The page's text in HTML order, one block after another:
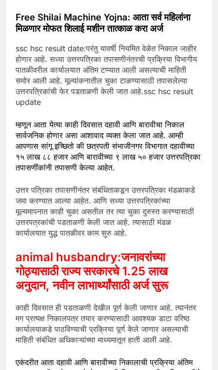
Free Shilai Machine Yojna: आता सर्व महिलांना
मिळणार मोफत शिलाई मशीन तात्काळ करा अर्ज
ssc hsc result date:परंतु यावर्षी नियमित वेळेत निकाल जाहीर
होणार आहे. सध्या उत्तरपत्रिका तपासणीनंतरची प्रक्रिया विभागीय
पातळीवरील कार्यालयात अंतिम टप्प्यात आली असल्याची माहिती
समोर आली आहे. मूल्यांकनातील चुका टाळण्यासाठी तपासलेल्या
उत्तरपत्रिकांची फेर पडताळणी केली जात आहे.ssc hsc result
update
म्हणून आता येत्या काही दिवसात दहावी आणि बारावीचा निकाल
सार्वजनिक होणार असा आशावाद व्यक्त केला जात आहे. आम्ही
आपणास सांगू इच्छितो की छत्रपती संभाजीनगर विभागात दहावीच्या
१५ लाख ८८ हजार आणि बारावीच्या ९ लाख ५० हजार उत्तरपत्रिका
तपासणींकांनी तपासणी केल्या आहेत.
उत्तर पत्रिका तपासणीनंतर संबंधिताकडून उत्तरपत्रिका मंडळाकडे
जमा करण्यात आल्या आहेत. आणि सध्या उत्तरपत्रिकांच्या
मूल्यमापनात काही चुका असतील तर त्या चुका दुरुस्त करण्यासाठी
उत्तरपत्रकांची पडताळणी केली जात आहे. त्यासाठी मंडळ
कार्यालयात युद्ध पातळीवर काम सुरु आहे.
animal husbandry:जनावरांच्या
गोठ्यासाठी राज्य सरकारचे 1.25 लाख
अनुदान, नवीन लाभार्थ्यांसाठी अर्ज सुरू
काही दिवसात ही पडताळणी देखील पूर्ण केली जाणार आहे. त्यानंतर
मग प्रत्यक्ष निकालपत्र तयार करण्यासाठी आवश्यक डाटा वरिष्ठ
कार्यालयाकडे पाठविण्याची प्रक्रिया पूर्ण केले जाणार असल्याची
माहिती संबंधित अधिकाऱ्यांच्या माध्यमातून हाती आली आहे.
एकंदरीत आता दहावी आणि बारावीच्या निकालाची प्रक्रिया अंतिम